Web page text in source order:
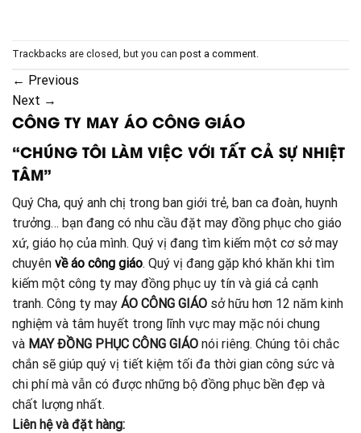
Trackbacks are closed, but you can post a comment
← Previous
Next →
CÔNG TY MAY ÁO CÔNG GIÁO
“CHÚNG TÔI LÀM VIỆC VỚI TẤT CẢ SỰ NHIỆT
TÂM”
Quý Cha, quý anh chị trong ban giới trẻ, ban ca đoàn, huynh
trưởng… bạn đang có nhu cầu đặt may đồng phục cho giáo
xứ, giáo họ của mình. Quý vị đang tìm kiếm một cơ sở may
chuyên về áo công giáo. Quý vị đang gặp khó khăn khi tìm
kiếm một công ty may đồng phục uy tín và giá cả cạnh
tranh. Công ty may ÁO CÔNG GIÁO sở hữu hơn 12 năm kinh
nghiệm và tâm huyết trong lĩnh vực may mặc nói chung
và MAY ĐỒNG PHỤC CÔNG GIÁO nói riêng. Chúng tôi chắc
chắn sẽ giúp quý vị tiết kiệm tối đa thời gian công sức và
chi phí mà vẫn có được những bộ đồng phục bền đẹp và
chất lượng nhất.
Liên hệ và đặt hàng: